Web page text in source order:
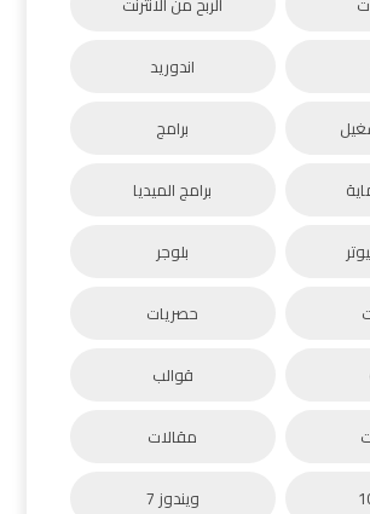
اندوريد
برامج
برامج الميديا
بلوجر
حصريات
قوالب
مقالات
ويندوز 7